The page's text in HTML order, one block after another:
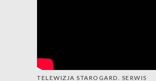
TELEWIZJA STAROGARD. SERWIS